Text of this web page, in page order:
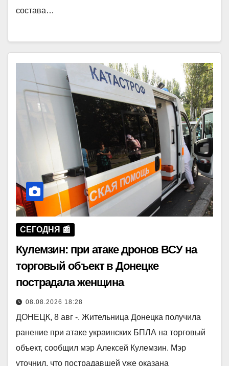
состава…
СЕГОДНЯ 📰
Кулемзин: при атаке дронов ВСУ на
торговый объект в Донецке
пострадала женщина
08.08.2026 18:28
ДОНЕЦК, 8 авг -. Жительница Донецка получила
ранение при атаке украинских БПЛА на торговый
объект, сообщил мэр Алексей Кулемзин. Мэр
уточнил, что пострадавшей уже оказана